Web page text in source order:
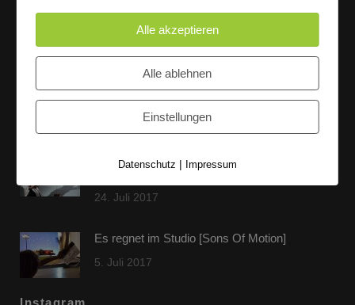
Letzte Beiträge
60 Jahre WG UNITAS eG [Scholz & Heinz]
9. Oktober 2017
24. Juli 2017
Es regnet im Studio [Sons Of Motion]
5. Juli 2017
Instagram
Alle akzeptieren
Alle ablehnen
Einstellungen
Datenschutz | Impressum